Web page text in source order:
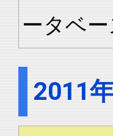
ータベ
2011